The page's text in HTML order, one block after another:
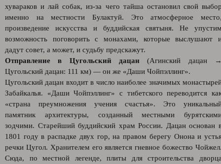
хувараков и лай собак, из-за чего тайша остановил свой
именно на местности Булактуй. Это атмосферное
произведение искусства и буддийская святыня. Не
возможность поговорить с монахами, которые выслушают
дадут совет, а может, и судьбу предскажут.
Отправление в Цугольский дацан (Агинский дацан
Цугольский дацан: 111 км) — он же «Даши Чойпэллинг».
Цугольский дацан входит в число наиболее значимых
Забайкалья. «Даши Чойпэллинг» с тибетского переводится
«страна преумножения учения счастья». Это
памятник архитектуры, созданный местными
зодчими. Старейший буддийский храм России. Дацан основан
1801 году в распадке двух гор, на правом берегу Онона и
речки Цугол. Хранителем его является гневное божество
Сюда, по местной легенде, плиты для строительства